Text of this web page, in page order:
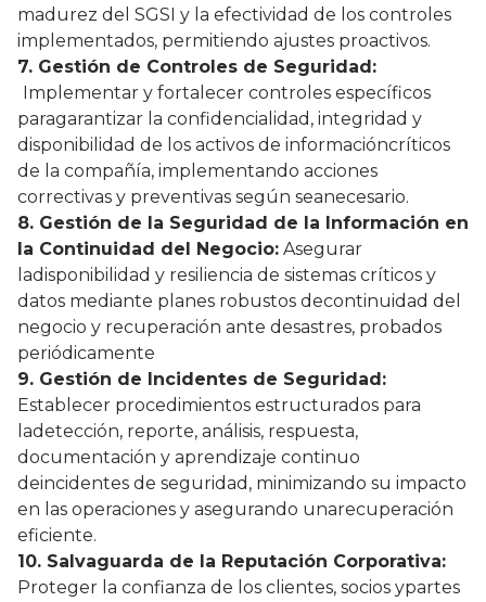
madurez del SGSI y la efectividad de los controles
implementados, permitiendo ajustes proactivos.
7. Gestión de Controles de Seguridad:
Implementar y fortalecer controles específicos
paragarantizar la confidencialidad, integridad y
disponibilidad de los activos de informacióncríticos
de la compañía, implementando acciones
correctivas y preventivas según seanecesario.
8. Gestión de la Seguridad de la Información en
la Continuidad del Negocio: Asegurar
ladisponibilidad y resiliencia de sistemas críticos y
datos mediante planes robustos decontinuidad del
negocio y recuperación ante desastres, probados
periódicamente
9. Gestión de Incidentes de Seguridad:
Establecer procedimientos estructurados para
ladetección, reporte, análisis, respuesta,
documentación y aprendizaje continuo
deincidentes de seguridad, minimizando su impacto
en las operaciones y asegurando unarecuperación
eficiente.
10. Salvaguarda de la Reputación Corporativa:
Proteger la confianza de los clientes, socios ypartes